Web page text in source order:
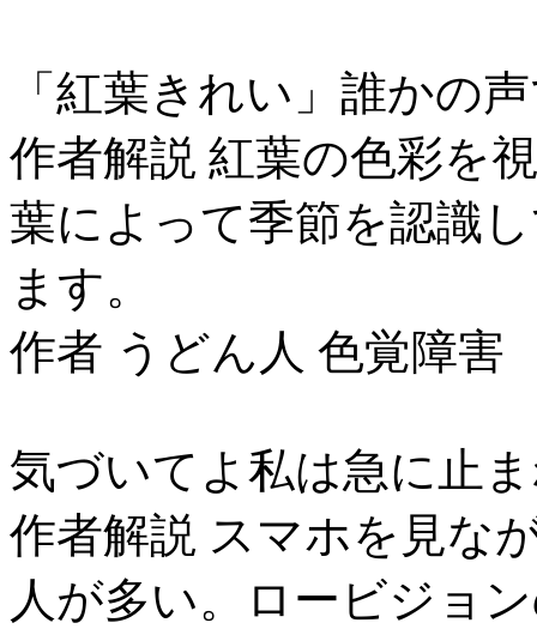
「紅葉きれい」誰かの
作者解説 紅葉の色彩を
葉によって季節を認識
ます。
作者 うどん人 色覚障害
気づいてよ私は急に止
作者解説 スマホを見な
人が多い。ロービジョ